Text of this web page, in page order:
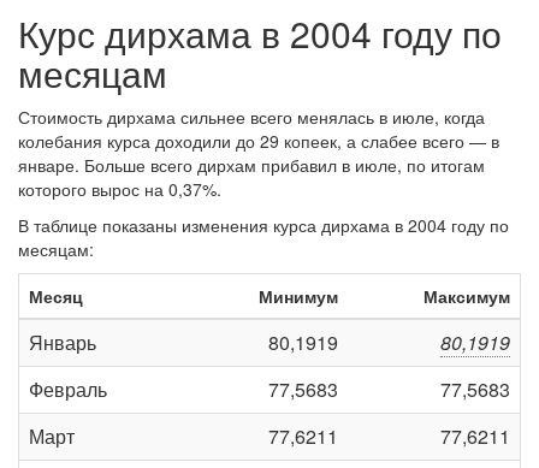
Курс дирхама в 2004 году по
месяцам
Стоимость дирхама сильнее всего менялась в июле, когда
колебания курса доходили до 29 копеек, а слабее всего — в
январе. Больше всего дирхам прибавил в июле, по итогам
которого вырос на 0,37%.
В таблице показаны изменения курса дирхама в 2004 году по
месяцам:
Месяц
Минимум Максимум
Январь 80,1919
80,1919
Февраль
77,5683
77,5683
Март
77,6211
77,6211